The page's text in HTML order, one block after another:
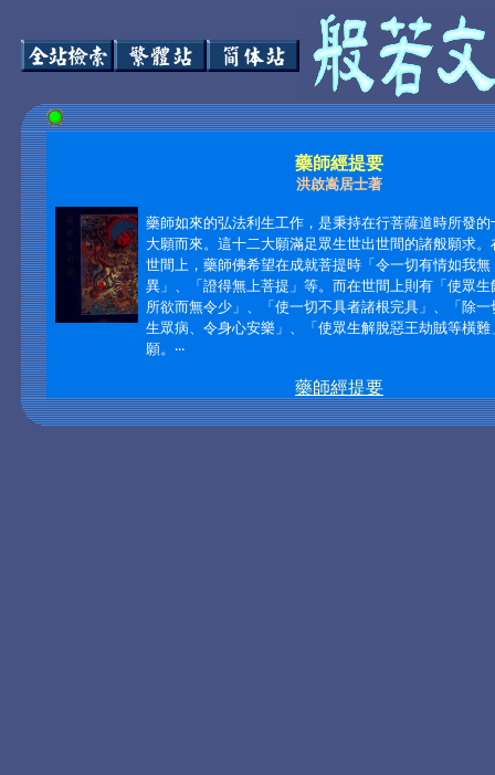
藥師經提要
洪啟嵩居士著
藥師如來的弘法利生工作，是秉持在行菩薩道時所發的
大願而來。這十二大願滿足眾生世出世間的諸般願求。
世間上，藥師佛希望在成就菩提時「令一切有情如我無
異」、「證得無上菩提」等。而在世間上則有「使眾生
所欲而無令少」、「使一切不具者諸根完具」、「除一
生眾病、令身心安樂」、「使眾生解脫惡王劫賊等橫難
願。 ‧‧‧
藥師經提要